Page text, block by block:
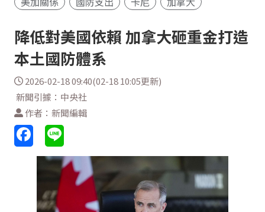
降低對美國依賴 加拿大砸重金打造
本土國防體系
2026-02-18 09:40(02-18 10:05更新)
新聞引據：中央社
作者：新聞編輯